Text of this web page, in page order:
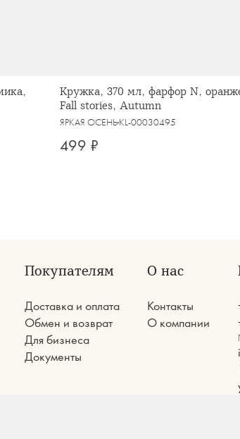
Кружка, 370 мл, фарфор N,
Fall stories, Autumn
ЯРКАЯ ОСЕНЬKL-00030495
499 ₽
Покупателям
Доставка и оплата
Обмен и возврат
Для бизнеса
Документы
О нас
Контакты
О компании